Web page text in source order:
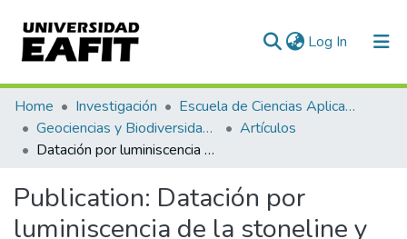
Log In (current)
Communities & Collections
All of DSpace
Home Investigación
Escuela de Ciencias Aplicadas e Ingeniería
Geociencias y Biodiversidad (GEBI)
Artículos
Datación por luminiscencia de la stoneline y otras formaciones superficiales del Llano de Ovejas, Cordillera Central, Antioquia
Publication: Datación por
luminiscencia de la stoneline y